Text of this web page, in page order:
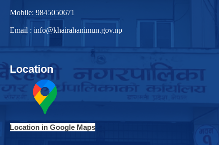
Mobile: 9845050671
Email : info@khairahanimun.gov.np
Location
Location in Google Maps